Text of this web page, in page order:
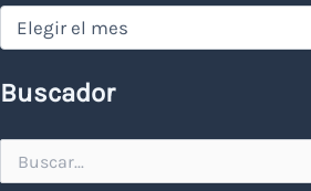
Hemeroteca
Buscador
por: